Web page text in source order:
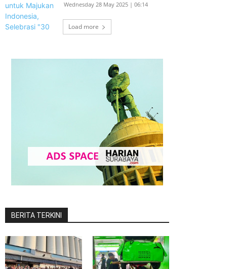
Wednesday 28 May 2025 | 06:14
Load more
BERITA TERKINI